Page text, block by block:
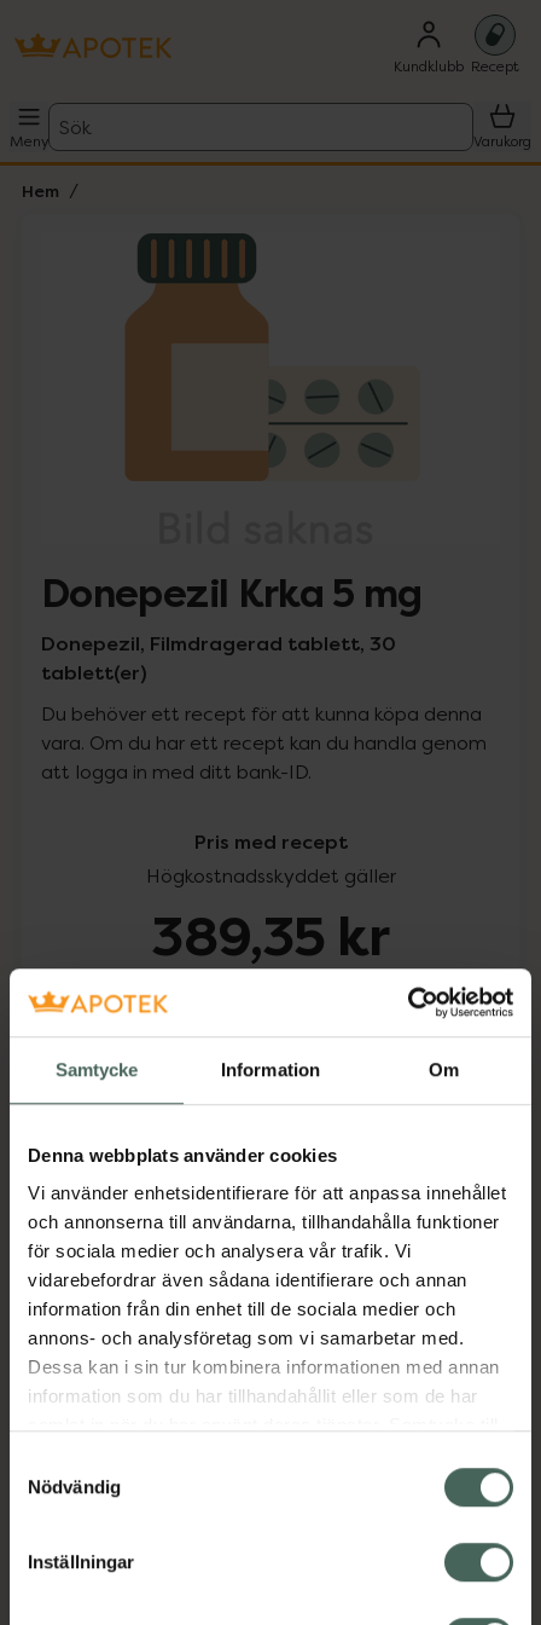
Samtycke Information Om
Denna webbplats använder cookies
Vi använder enhetsidentifierare för att anpassa innehållet
och annonserna till användarna, tillhandahålla funktioner
för sociala medier och analysera vår trafik. Vi
vidarebefordrar även sådana identifierare och annan
information från din enhet till de sociala medier och
annons- och analysföretag som vi samarbetar med.
Dessa kan i sin tur kombinera informationen med annan
information som du har tillhandahållit eller som de har
återkalla ditt samtycke via webbplatsens
cookieinställningar. Ett återkallat samtycke påverkar inte
lagligheten av behandling som skett innan återkallelsen.
Nödvändig
Inställningar
Kundklubb Recept
Meny
Sök
Varukorg
Hem
Lista: . Innehåller 1 objekt.
Donepezil Krka 5 mg
Donepezil, Filmdragerad tablett, 30
tablett(er)
Du behöver ett recept för att kunna köpa denna
vara. Om du har ett recept kan du handla genom
att logga in med ditt bank-ID.
Pris med recept
Högkostnadsskyddet gäller
389,35 kr
Köp via ditt recept
Beskrivning Dölj
Läs alltid bipacksedeln innan
användning.
EAN:03838989785260
Visa